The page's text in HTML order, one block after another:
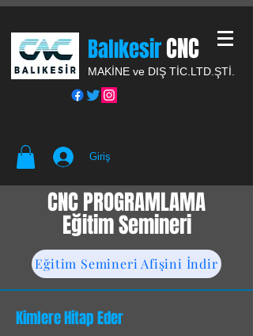
BalıkesirCNC
MAKİNE ve DIŞ TİC. LTD.ŞTİ.
Giriş
CNC PROGRAMLAMA
Eğitim Semineri
Eğitim Semineri Afişini İndir
Kimlere Hitap Eder